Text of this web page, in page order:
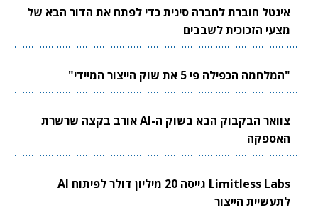
אינטל חוברת לחברה סינית כדי לפתח את הדור הבא של
מצעי הזכוכית לשבבים
"המלחמה הכפילה פי 5 את שוק הייצור המיידי"
צוואר הבקבוק הבא בשוק ה-AI אורב בקצה שרשרת
האספקה
Limitless Labs גייסה 20 מיליון דולר לפיתוח AI
לתעשיית הייצור